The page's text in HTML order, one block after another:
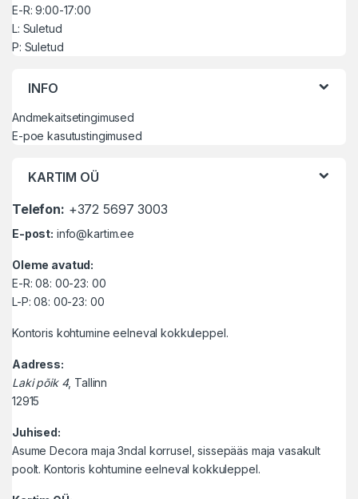
E-R: 9:00-17:00
L: Suletud
P: Suletud
INFO
Andmekaitsetingimused
E-poe kasutustingimused
KARTIM OÜ
Telefon: +372 5697 3003
E-post: info@kartim.ee
Oleme avatud:
E-R: 08: 00-23: 00
L-P: 08: 00-23: 00
Kontoris kohtumine eelneval kokkuleppel.
Aadress:
Laki põik 4, Tallinn
12915
Juhised:
Asume Decora maja 3ndal korrusel, sissepääs maja vasakult
poolt. Kontoris kohtumine eelneval kokkuleppel.